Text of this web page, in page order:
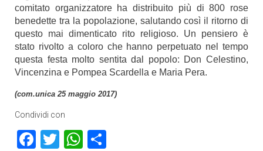
comitato organizzatore ha distribuito più di 800 rose
benedette tra la popolazione, salutando così il ritorno di
questo mai dimenticato rito religioso. Un pensiero è
stato rivolto a coloro che hanno perpetuato nel tempo
questa festa molto sentita dal popolo: Don Celestino,
Vincenzina e Pompea Scardella e Maria Pera.
(com.unica 25 maggio 2017)
Condividi con
Facebook
TwitterWhatsApp